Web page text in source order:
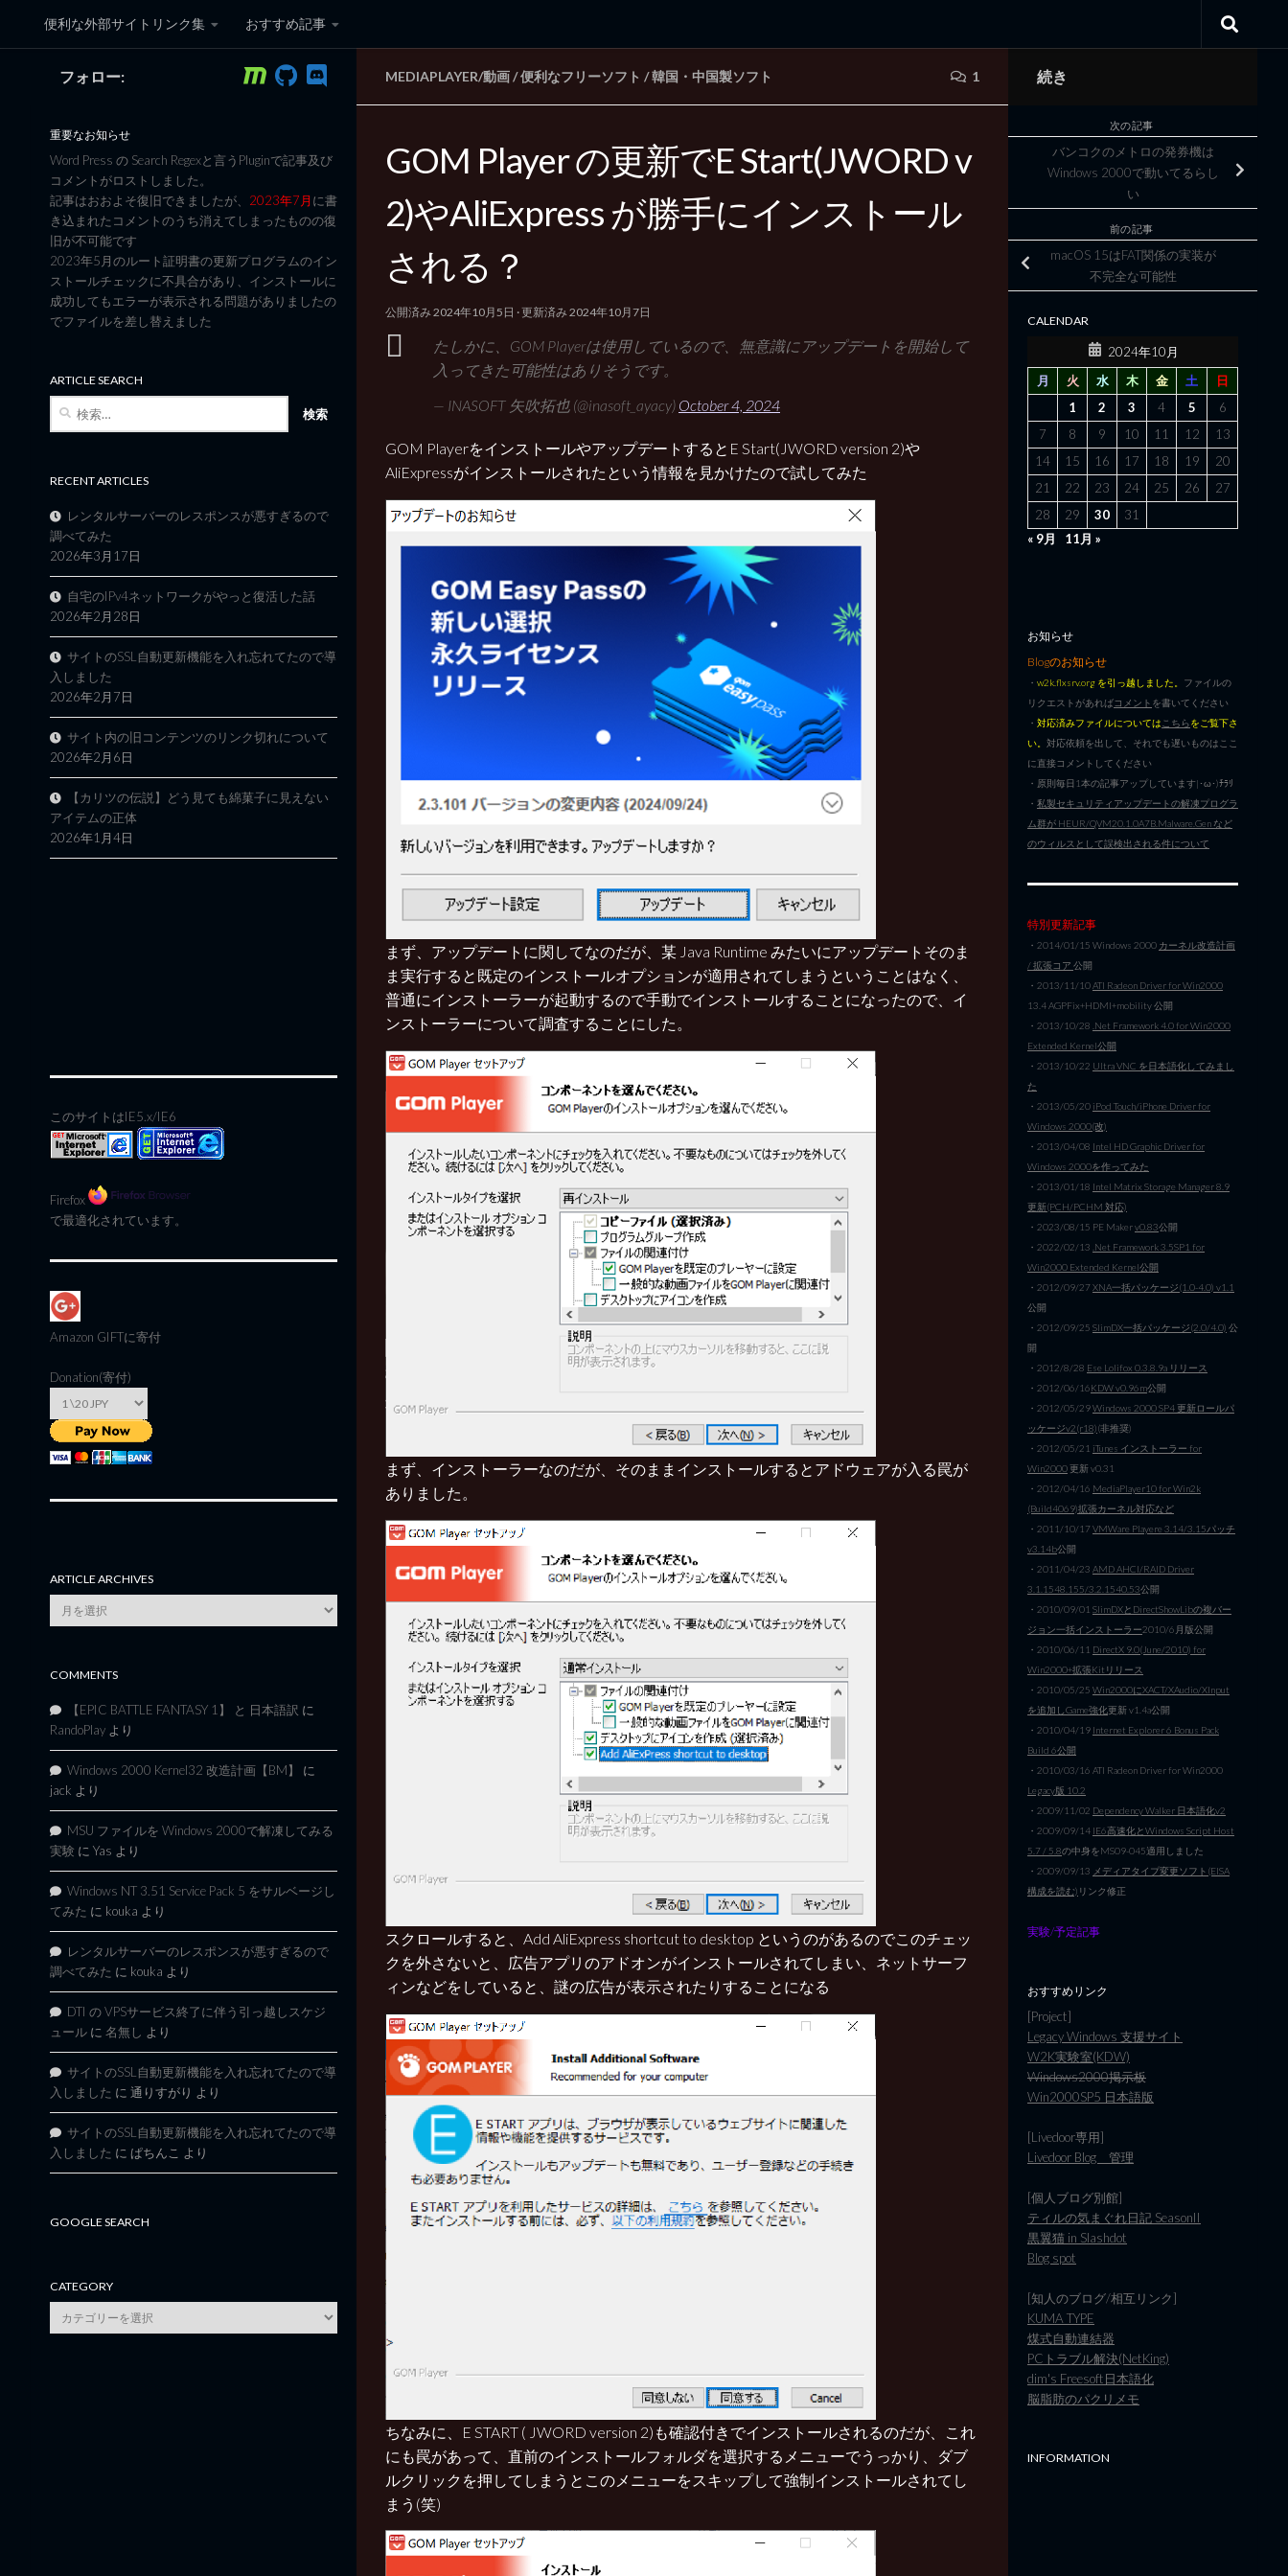
コンテンツへスキップ
便利な外部サイトリンク集 おすすめ記事
黒翼猫のコンピュータ日記 3rd Edition
MEDIAPLAYER/動画/便利なフリーソフト /韓国・中国製ソフト 1
GOM Player の更新でE Start(JWORD v
2)やAliExpress が勝手にインストール
される？
公開済み2024年10月5日 · 更新済み2024年10月7日
たしかに、GOM Playerは使用しているので、無意識にアップデートを開始して
入ってきた可能性はありそうです。
— INASOFT 矢吹拓也 (@inasoft_ayacy) October 4, 2024
GOM PlayerをインストールやアップデートするとE Start(JWORD version 2)や
AliExpressがインストールされたという情報を見かけたので試してみた
まず、アップデートに関してなのだが、某 Java Runtime みたいにアップデートそのま
ま実行すると既定のインストールオプションが適用されてしまうということはなく、
普通にインストーラーが起動するので手動でインストールすることになったので、イ
ンストーラーについて調査することにした。
まず、インストーラーなのだが、そのままインストールするとアドウェアが入る罠が
ありました。
スクロールすると、Add AliExpress shortcut to desktop というのがあるのでこのチェッ
クを外さないと、広告アプリのアドオンがインストールされてしまい、ネットサーフ
ィンなどをしていると、謎の広告が表示されたりすることになる
ちなみに、E START ( JWORD version 2)も確認付きでインストールされるのだが、これ
にも罠があって、直前のインストールフォルダを選択するメニューでうっかり、ダブ
ルクリックを押してしまうとこのメニューをスキップして強制インストールされてし
まう(笑)
フォロー:
重要なお知らせ
Word Press の Search Regexと言うPluginで記事及び
コメントがロストしました。
記事はおおよそ復旧できましたが、 2023年7月に書
き込まれたコメントのうち消えてしまったものの復
旧が不可能です
2023年5月のルート証明書の更新プログラムのイン
ストールチェックに不具合があり、インストールに
成功してもエラーが表示される問題がありましたの
でファイルを差し替えました
ARTICLE SEARCH
RECENT ARTICLES
レンタルサーバーのレスポンスが悪すぎるので
調べてみた
2026年3月17日
自宅のIPv4ネットワークがやっと復活した話
2026年2月28日
サイトのSSL自動更新機能を入れ忘れてたので導
入しました
2026年2月7日
サイト内の旧コンテンツのリンク切れについて
2026年2月6日
【カリツの伝説】どう見ても綿菓子に見えない
アイテムの正体
2026年1月4日
このサイトはIE5.x/IE6
Firefox
で最適化されています。
Amazon GIFTに寄付
Donation(寄付)
ARTICLE ARCHIVES
Article
Archives
COMMENTS
【EPIC BATTLE FANTASY 1】 と 日本語訳 に
RandoPlay より
Windows 2000 Kernel32 改造計画【BM】
に
jack より
MSU ファイルを Windows 2000で解凍してみる
実験 に Yas より
Windows NT 3.51 Service Pack 5 をサルベージし
てみた に kouka より
レンタルサーバーのレスポンスが悪すぎるので
調べてみた に kouka より
DTI の VPSサービス終了に伴う引っ越しスケジ
ュール に 名無し より
サイトのSSL自動更新機能を入れ忘れてたので導
入しました に 通りすがり より
サイトのSSL自動更新機能を入れ忘れてたので導
入しました に ぱちんこ より
GOOGLE SEARCH
CATEGORY
category
続き
次の記事
バンコクのメトロの発券機は
Windows 2000で動いてるらし
い
前の記事
macOS 15はFAT関係の実装が
不完全な可能性
CALENDAR
2024年10月
月
火 水 木 金 土
日
1
2 3 4 5
6
7
8 9 10 11 12
13
14
15 16 17 18 19
20
21
22 23 24 25 26
27
28
29 30
31
« 9月
11月 »
お知らせ
Blogのお知らせ
・ w2k.flxsrv.org を引っ越しました。 ファイルの
リクエストがあればコメント を書いてください
・ 対応済みファイルについては こちらをご覧下さ
い。 対応依頼を出して、それでも遅いものはここ
に直接コメントしてください
・原則毎日1本の記事アップしています|･ω･)ﾁﾗﾘ
・ 私製セキュリティアップデートの解凍プログラ
ム群が HEUR/QVM20.1.0A7B.Malware.Gen など
のウィルスとして誤検出される件について
特別更新記事
・2014/01/15 Windows 2000 カーネル改造計画
/ 拡張コア 公開
・2013/11/10ATI Radeon Driver for Win2000
13.4 AGPFix+HDMI+mobility 公開
・2013/10/28 .Net Framework 4.0 for Win2000
Extended Kernel公開
・2013/10/22 Ultra VNC を日本語化してみまし
た
・2013/05/20 iPod Touch/iPhone Driver for
Windows 2000(改)
・2013/04/08 Intel HD Graphic Driver for
Windows 2000を作ってみた
・2013/01/18 Intel Matrix Storage Manager 8.9
更新(PCH/PCHM 対応)
・2023/08/15 PE Makerv0.83公開
・2022/02/13 .Net Framework 3.5SP1 for
Win2000 Extended Kernel公開
・2012/09/27XNA一括パッケージ(1.0-4.0) v1.1
公開
・2012/09/25 SlimDX一括パッケージ(2.0/4.0) 公
開
・2012/8/28 Ese Lolifox 0.3.8.9a リリース
・2012/06/16KDW v0.96m公開
・2012/05/29Windows 2000 SP4 更新ロールパ
ッケージv2(r18)(非推奨)
・2012/05/21 iTunes インストーラー for
Win2000更新 v0.31
・2012/04/16 MediaPlayer10 for Win2k
(Build4069)拡張カーネル対応など
・2011/10/17VMWare Playere 3.14/3.15パッチ
v3.14b公開
・2011/04/23 AMD AHCI/RAID Driver
3.1.1548.155/3.2.1540.53公開
・2010/09/01 SlimDXとDirectShowLibの複バー
ジョン一括インストーラー2010/6月版公開
・2010/06/11 DirectX 9.0(June/2010) for
Win2000+拡張Kitリリース
・2010/05/25 Win2000にXACT/XAudio/XInput
を追加しGame強化更新 v1.4a公開
・2010/04/19 Internet Explorer 6 Bonus Pack
Build 6公開
・2010/03/16 ATI Radeon Driver for Win2000
Legacy版 10.2
・2009/11/02 Dependency Walker 日本語化v2
・2009/09/14 IE6高速化とWindows Script Host
5.7 / 5.8の中身をMS09-045適用しました
・2009/09/13 メディアタイプ変更ソフト(EISA
構成を読む) リンク修正
実験/予定記事
おすすめリンク
[Project]
Legacy Windows 支援サイト
W2K実験室(KDW)
Windows2000掲示板
Win2000SP5 日本語版
[Livedoor専用]
Livedoor Blog 管理
[個人ブログ別館]
ティルの気まぐれ日記 SeasonII
黒翼猫 in Slashdot
Blog spot
[知人のブログ/相互リンク]
KUMA TYPE
煤式自動連結器
PCトラブル解決(NetKing)
dim's Freesoft日本語化
脳脂肪のパクリメモ
INFORMATION